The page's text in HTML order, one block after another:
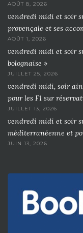
AOÛT 8, 2026
vendredi midi et soir
provençale et ses
AOÛT 1, 2026
vendredi midi et soir
bolognaise »
JUILLET 25, 2026
vendredi midi, soir
pour les F1 sur
JUILLET 13, 2026
vendredi midi et soir
méditerranéenne et
JUIN 13, 2026